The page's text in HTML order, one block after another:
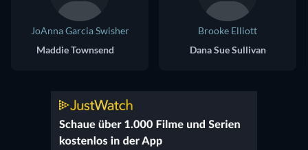
JoAnna Garcia Swisher
Maddie Townsend
Brooke Elliott
Dana Sue Sullivan